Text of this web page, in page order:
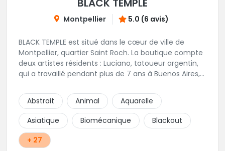
BLACK TEMPLE
Montpellier 5.0 (6 avis)
BLACK TEMPLE est situé dans le cœur de ville de
Montpellier, quartier Saint Roch. La boutique compte
deux artistes résidents : Luciano, tatoueur argentin,
qui a travaillé pendant plus de 7 ans à Buenos Aires,
qui a travaillé dans plusieurs boutiques de la ville
avant de rejoindre notre équipe. La boutique
accueille plusieurs artistes tatoueurs en tant que
guests tout au long de l'année afin de proposer
d'autres styles.
Abstrait Animal
Aquarelle
Asiatique
Biomécanique
Blackout
+ 27